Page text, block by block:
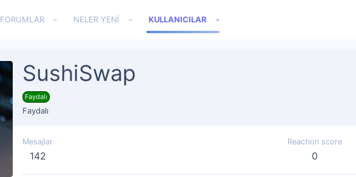
FORUMLAR NELER YENI KULLANICILAR
SushiSwap
Faydalı
Faydalı
Mesajlar
142
Reaction score
0